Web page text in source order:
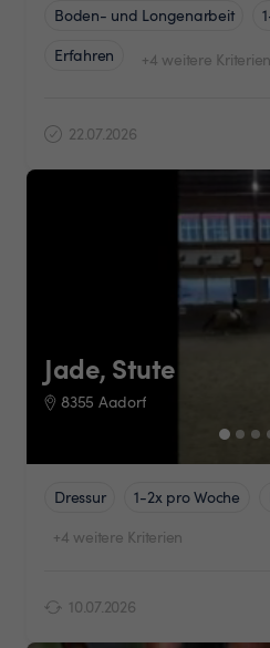
Boden- und Longenarbeit
Erfahren
+4 weitere Kriterien
22.07.2026
Jade, Stute
8355 Aadorf
Dressur 1-2x pro Woche
+4 weitere Kriterien
10.07.2026